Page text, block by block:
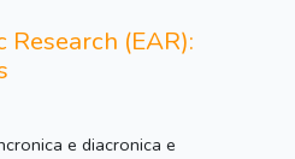
(EAR):
e diacronica e